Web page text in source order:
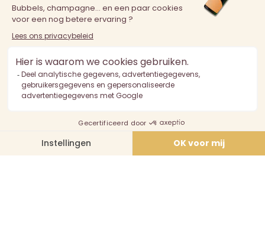
De verkoop van alcohol aan personen jonger dan 18 jaar is
verboden. Alcoholmisbruik is schadelijk voor de gezondheid.